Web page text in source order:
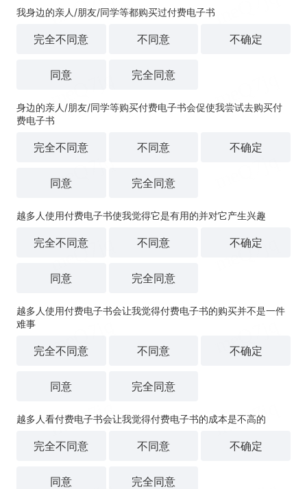
我身边的亲人/朋友/同学等都购买过付费电子书
完全不同意 不同意 不确定
同意 完全同意
身边的亲人/朋友/同学等购买付费电子书会促使我尝试去购买付
费电子书
完全不同意 不同意 不确定
同意 完全同意
越多人使用付费电子书使我觉得它是有用的并对它产生兴趣
完全不同意 不同意 不确定
同意 完全同意
越多人使用付费电子书会让我觉得付费电子书的购买并不是一件
难事
完全不同意 不同意 不确定
同意 完全同意
越多人看付费电子书会让我觉得付费电子书的成本是不高的
完全不同意 不同意 不确定
同意 完全同意